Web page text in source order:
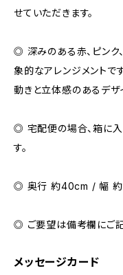
せていただきます。
◎ 深みのある赤、ピンク
象的なアレンジメントで
動きと立体感のあるデザ
◎ 宅配便の場合、箱に入
す。
◎ 奥行 約40cm / 幅
◎ ご要望は備考欄にご記
メッセージカード